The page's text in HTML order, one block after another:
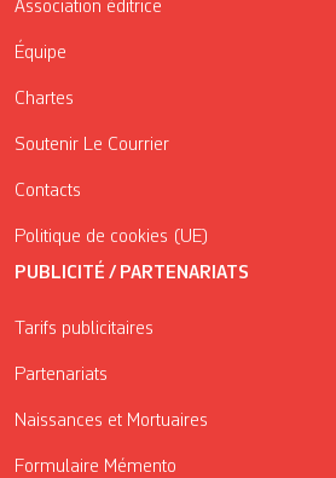
Association éditrice
Équipe
Chartes
Soutenir Le Courrier
Contacts
Politique de cookies (UE)
PUBLICITÉ / PARTENARIATS
Tarifs publicitaires
Partenariats
Naissances et Mortuaires
Formulaire Mémento